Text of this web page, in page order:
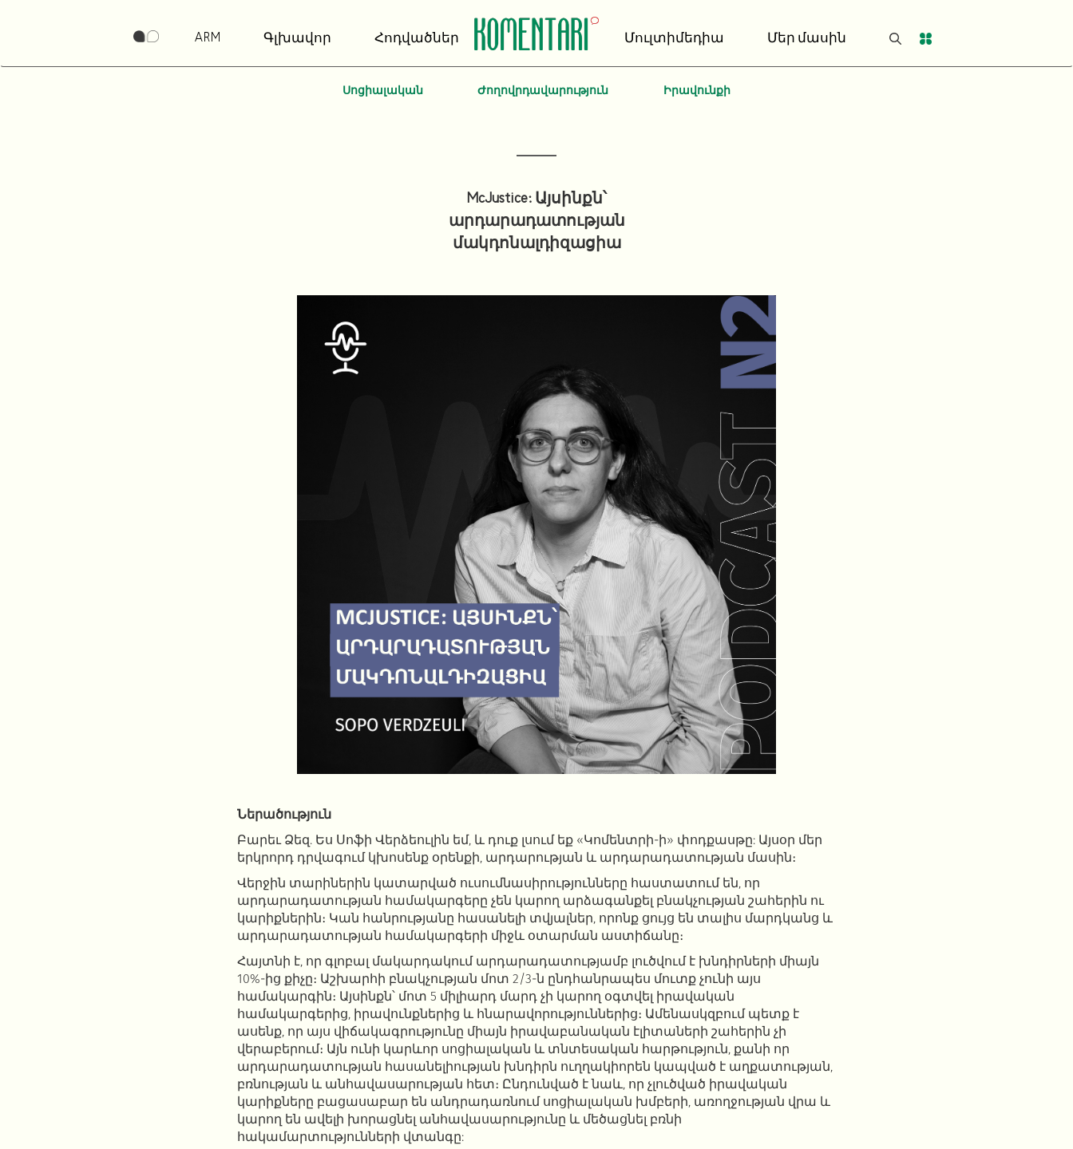
ARM Գլխավոր Հոդվածներ Մուլտիմեդիա Մեր մասին
Սոցիալական Ժողովրդավարություն Իրավունքի
McJustice: Այսինքն՝
արդարադատության
մակդոնալդիզացիա
Ներածություն
Բարեւ Ձեզ. Ես Սոֆի Վերձեուլին եմ, և դուք լսում եք «Կոմենտրի-ի» փոդքասթը: Այսօր մեր
երկրորդ դրվագում կխոսենք օրենքի, արդարության և արդարադատության մասին։
Վերջին տարիներին կատարված ուսումնասիրությունները հաստատում են, որ
արդարադատության համակարգերը չեն կարող արձագանքել բնակչության շահերին ու
կարիքներին։ Կան հանրությանը հասանելի տվյալներ, որոնք ցույց են տալիս մարդկանց և
արդարադատության համակարգերի միջև օտարման աստիճանը։
Հայտնի է, որ գլոբալ մակարդակում արդարադատությամբ լուծվում է խնդիրների միայն
10%-ից քիչը։ Աշխարհի բնակչության մոտ 2/3-ն ընդհանրապես մուտք չունի այս
համակարգին։ Այսինքն՝ մոտ 5 միլիարդ մարդ չի կարող օգտվել իրավական
համակարգերից, իրավունքներից և հնարավորություններից։ Ամենասկզբում պետք է
ասենք, որ այս վիճակագրությունը միայն իրավաբանական էլիտաների շահերին չի
վերաբերում։ Այն ունի կարևոր սոցիալական և տնտեսական հարթություն, քանի որ
արդարադատության հասանելիության խնդիրն ուղղակիորեն կապված է աղքատության,
բռնության և անհավասարության հետ։ Ընդունված է նաև, որ չլուծված իրավական
կարիքները բացասաբար են անդրադառնում սոցիալական խմբերի, առողջության վրա և
կարող են ավելի խորացնել անհավասարությունը և մեծացնել բռնի
հակամարտությունների վտանգը: